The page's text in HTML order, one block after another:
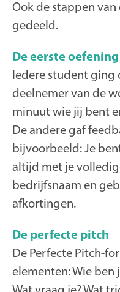
Ook de stappen
gedeeld.
De eerste oefening
Iedere student ging
deelnemer van de
minuut wie jij bent
De andere gaf
bijvoorbeeld: Je
altijd met je
bedrijfsnaam en
afkortingen.
De perfecte pitch
De Perfecte Pitch-
elementen: Wie ben